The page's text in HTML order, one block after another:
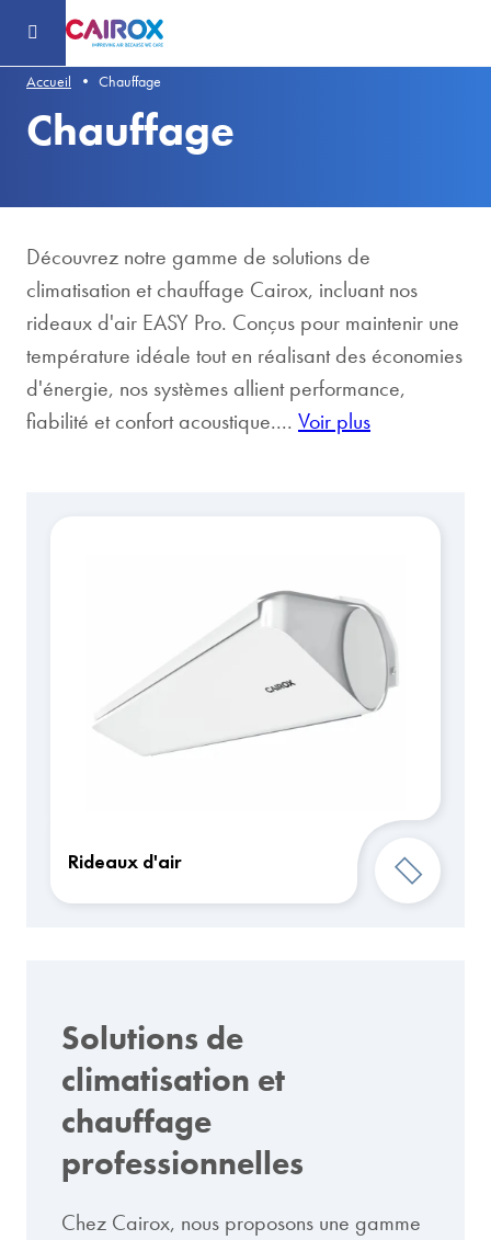
contenu
principalAccueil Chauffage
Chauffage
Découvrez notre gamme de solutions de
climatisation et chauffage Cairox, incluant nos
rideaux d'air EASY Pro. Conçus pour maintenir une
température idéale tout en réalisant des économies
d'énergie, nos systèmes allient performance,
fiabilité et confort acoustique.... Voir plus
Rideaux d'air
Solutions de
climatisation et
chauffage
professionnelles
Chez Cairox, nous proposons une gamme